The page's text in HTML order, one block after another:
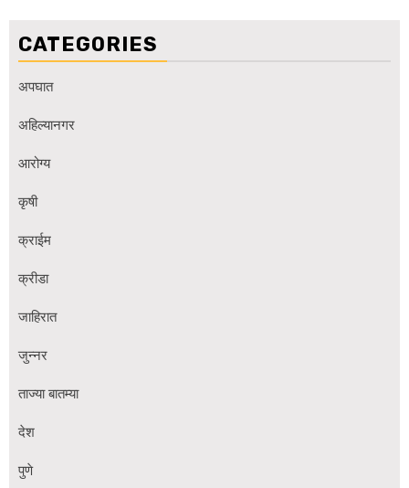
CATEGORIES
अपघात
अहिल्यानगर
आरोग्य
कृषी
क्राईम
क्रीडा
जाहिरात
जुन्नर
ताज्या बातम्या
देश
पुणे